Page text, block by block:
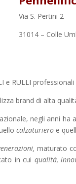
Via S. Pertini 2
31014 – Colle
e RULLI
brand di alta
negli anni
calzaturiero e
, maturato
in cui qualità,